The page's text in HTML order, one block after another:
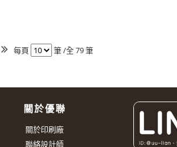
每頁 筆 /全 79 筆
關於優聯
關於印刷廠
聯絡設計師